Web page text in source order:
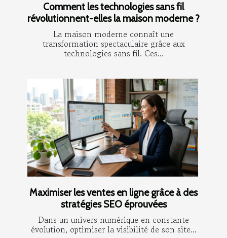
Comment les technologies sans fil
révolutionnent-elles la maison moderne ?
La maison moderne connaît une
transformation spectaculaire grâce aux
technologies sans fil. Ces...
Maximiser les ventes en ligne grâce à des
stratégies SEO éprouvées
Dans un univers numérique en constante
évolution, optimiser la visibilité de son site...